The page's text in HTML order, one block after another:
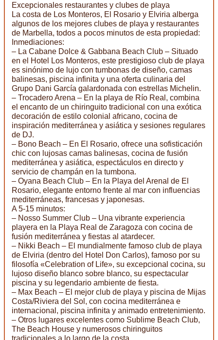
Excepcionales restaurantes y clubes de playa
La costa de Los Monteros, El Rosario y Elviria alberga
algunos de los mejores clubes de playa y restaurantes
de Marbella, todos a pocos minutos de esta propiedad:
Inmediaciones:
– La Cabane Dolce & Gabbana Beach Club – Situado
en el Hotel Los Monteros, este prestigioso club de playa
es sinónimo de lujo con tumbonas de diseño, camas
balinesas, piscina infinita y una oferta culinaria del
Grupo Dani García galardonada con estrellas Michelin.
– Trocadero Arena – En la playa de Río Real, combina
el encanto de un chiringuito tradicional con una exótica
decoración de estilo colonial africano, cocina de
inspiración mediterránea y asiática y sesiones regulares
de DJ.
– Bono Beach – En El Rosario, ofrece una sofisticación
chic con lujosas camas balinesas, cocina de fusión
mediterránea y asiática, espectáculos en directo y
servicio de champán en la tumbona.
– Oyana Beach Club – En la Playa del Arenal de El
Rosario, elegante entorno frente al mar con influencias
mediterráneas, francesas y japonesas.
A 5-15 minutos:
– Nosso Summer Club – Una vibrante experiencia
playera en la Playa Real de Zaragoza con cocina de
fusión mediterránea y fiestas al atardecer.
– Nikki Beach – El mundialmente famoso club de playa
de Elviria (dentro del Hotel Don Carlos), famoso por su
filosofía «Celebration of Life», su excepcional cocina, su
lujoso diseño blanco sobre blanco, su espectacular
piscina y su legendario ambiente de fiesta.
– Max Beach – El mejor club de playa y piscina de Mijas
Costa/Riviera del Sol, con cocina mediterránea e
internacional, piscina infinita y animado entretenimiento.
– Otros lugares excelentes como Sublime Beach Club,
The Beach House y numerosos chiringuitos
tradicionales a lo largo de la costa.